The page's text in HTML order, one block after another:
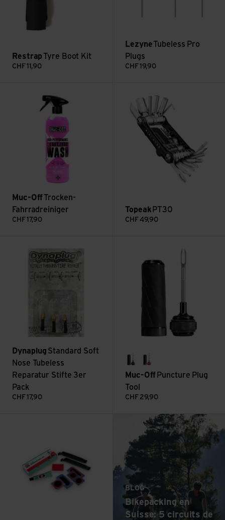
Restrap Tyre Boot Kit
CHF11,90
LezyneTubeless Pro
Plugs
CHF19,90
Muc-OffTrocken-
Fahrradreiniger
CHF17,90
Topeak PT30
CHF49,90
Dynaplug Standard Soft
Nose Tubeless
Reparatur Stifte 3er
Pack
CHF17,90
blackpink
Muc-Off Puncture Plug
Tool
CHF 29,90
BLOG
Bikepacking en
Suisse: 5 circuits de
: Bikepacking en